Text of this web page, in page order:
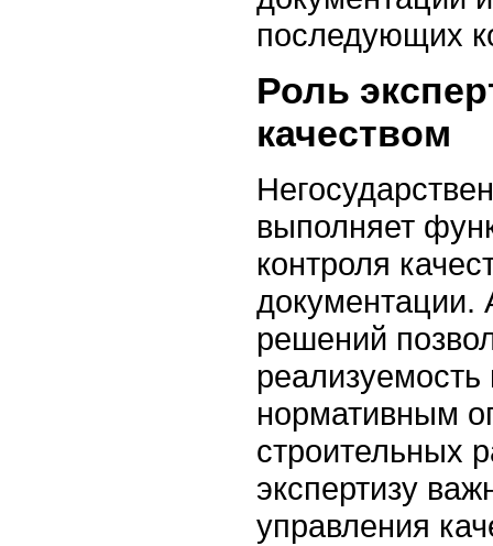
последующих
Роль
качеством
выполняет
контроля
документации.
решений
реализуемость
нормативным
строительных
экспертизу
управления